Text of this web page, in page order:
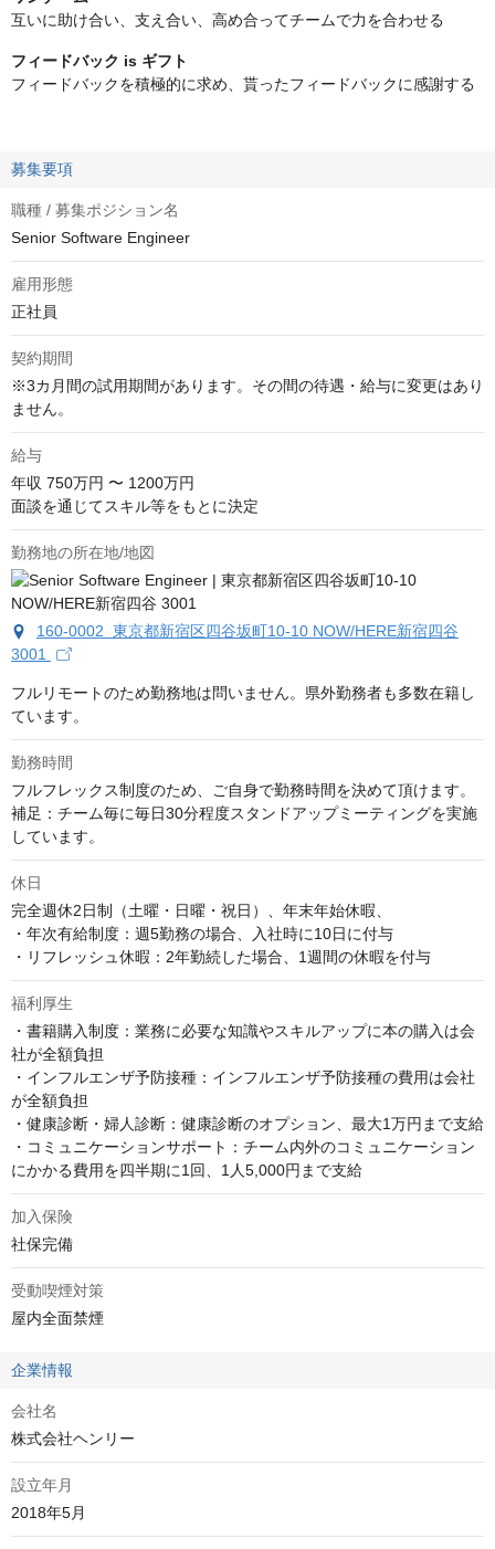
互いに助け合い、支え合い、高め合ってチームで力を合わせる
フィードバック is ギフト
フィードバックを積極的に求め、貰ったフィードバックに感謝する
募集要項
職種 / 募集ポジション名
Senior Software Engineer
雇用形態
正社員
契約期間
※3カ月間の試用期間があります。その間の待遇・給与に変更はあり
ません。
給与
年収 750万円 〜 1200万円
面談を通じてスキル等をもとに決定
勤務地の所在地/地図
160-0002 東京都新宿区四谷坂町10-10 NOW/HERE新宿四谷
3001
フルリモートのため勤務地は問いません。県外勤務者も多数在籍し
ています。
勤務時間
フルフレックス制度のため、ご自身で勤務時間を決めて頂けます。
補足：チーム毎に毎日30分程度スタンドアップミーティングを実施
しています。
休日
完全週休2日制（土曜・日曜・祝日）、年末年始休暇、
・年次有給制度：週5勤務の場合、入社時に10日に付与
・リフレッシュ休暇：2年勤続した場合、1週間の休暇を付与
福利厚生
・書籍購入制度：業務に必要な知識やスキルアップに本の購入は会
社が全額負担
・インフルエンザ予防接種：インフルエンザ予防接種の費用は会社
が全額負担
・健康診断・婦人診断：健康診断のオプション、最大1万円まで支給
・コミュニケーションサポート：チーム内外のコミュニケーション
にかかる費用を四半期に1回、1人5,000円まで支給
加入保険
社保完備
受動喫煙対策
屋内全面禁煙
企業情報
会社名
株式会社ヘンリー
設立年月
2018年5月